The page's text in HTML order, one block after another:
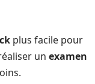
plus facile pour
un examen